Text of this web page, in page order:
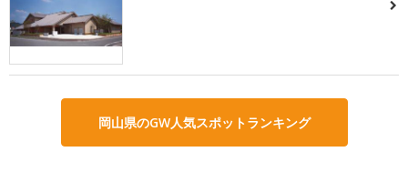
岡山県のGW人気スポットランキング